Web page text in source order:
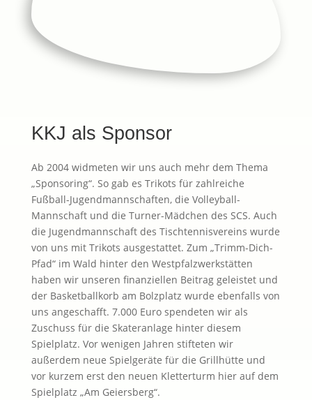
KKJ als Sponsor
Ab 2004 widmeten wir uns auch mehr dem Thema
„Sponsoring“. So gab es Trikots für zahlreiche
Fußball-Jugendmannschaften, die Volleyball-
Mannschaft und die Turner-Mädchen des SCS. Auch
die Jugendmannschaft des Tischtennisvereins wurde
von uns mit Trikots ausgestattet. Zum „Trimm-Dich-
Pfad“ im Wald hinter den Westpfalzwerkstätten
haben wir unseren finanziellen Beitrag geleistet und
der Basketballkorb am Bolzplatz wurde ebenfalls von
uns angeschafft. 7.000 Euro spendeten wir als
Zuschuss für die Skateranlage hinter diesem
Spielplatz. Vor wenigen Jahren stifteten wir
außerdem neue Spielgeräte für die Grillhütte und
vor kurzem erst den neuen Kletterturm hier auf dem
Spielplatz „Am Geiersberg“.